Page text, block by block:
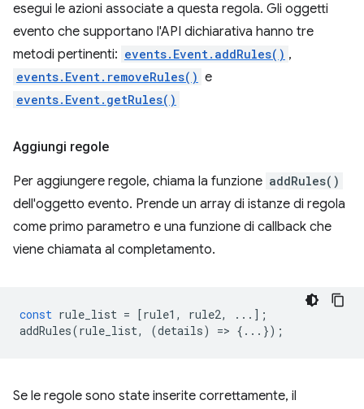
esegui le azioni associate a questa regola. Gli oggetti
evento che supportano l'API dichiarativa hanno tre
metodi pertinenti: events.Event.addRules() ,
events.Event.removeRules() e
events.Event.getRules()
Aggiungi regole
Per aggiungere regole, chiama la funzione addRules()
dell'oggetto evento. Prende un array di istanze di regola
come primo parametro e una funzione di callback che
viene chiamata al completamento.
const rule_list = [rule1 , rule2,
...];
addRules(rule_list, (details) => {...});
Se le regole sono state inserite correttamente, il